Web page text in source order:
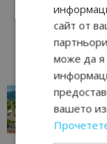
сайт от
може да я
вашето